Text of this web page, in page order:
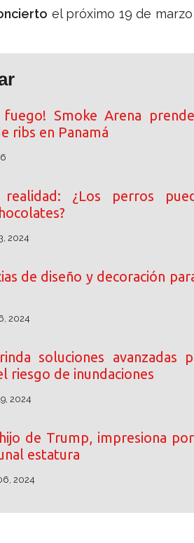
el próximo 19 de
fuego! Smoke Arena
ribs en Panamá
¿Los perros
2024
de diseño y decoración
2024
soluciones avanzadas
riesgo de inundaciones
2024
de Trump, impresiona
estatura
2024